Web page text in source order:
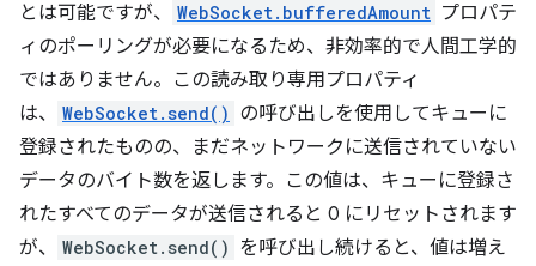
とは可能ですが、
WebSocket.bufferedAmount プロパテ
ィのポーリングが必要になるため、非効率的で人間工学的
ではありません。この読み取り専用プロパティ
は、
WebSocket.send() の呼び出しを使用してキューに
登録されたものの、まだネットワークに送信されていない
データのバイト数を返します。この値は、キューに登録さ
れたすべてのデータが送信されると 0 にリセットされます
が、
WebSocket.send() を呼び出し続けると、値は増え